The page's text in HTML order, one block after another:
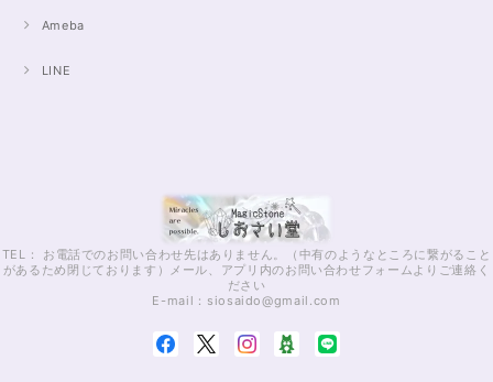
Ameba
LINE
TEL： お電話でのお問い合わせ先はありません。（中有のようなところに繋がること
があるため閉じております）メール、アプリ内のお問い合わせフォームよりご連絡く
ださい
E-mail： siosaido@gmail.com